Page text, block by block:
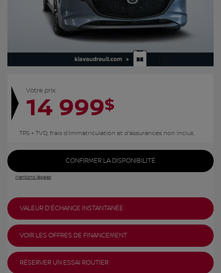
Votre prix
14 999$
TPS + TVQ, frais d'immatriculation et d'assurances non inclus.
CONFIRMER LA DISPONIBILITÉ
Mentions légales
VALEUR D'ÉCHANGE INSTANTANÉE
VOIR LES OFFRES DE FINANCEMENT
RÉSERVER UN ESSAI ROUTIER